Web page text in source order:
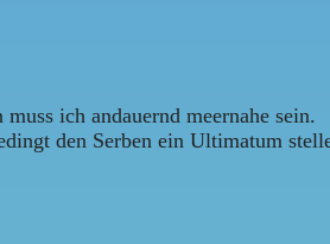
ich andauernd meernahe sein.
den Serben ein Ultimatum